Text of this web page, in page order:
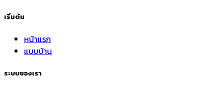
เริ่มต้น
หน้าแรก
แบบบ้าน
ระบบของเรา